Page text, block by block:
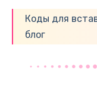
Коды для
блог